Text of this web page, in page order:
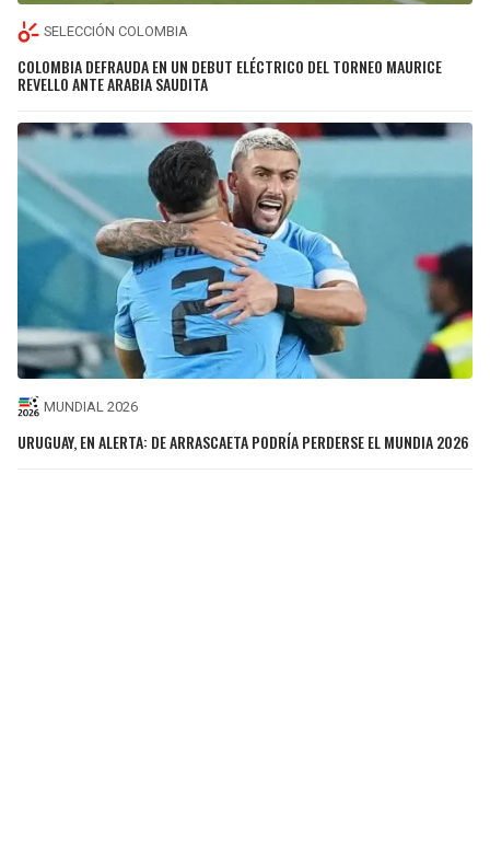
SELECCIÓN COLOMBIA
COLOMBIA DEFRAUDA EN UN DEBUT ELÉCTRICO DEL TORNEO MAURICE
REVELLO ANTE ARABIA SAUDITA
MUNDIAL 2026
URUGUAY, EN ALERTA: DE ARRASCAETA PODRÍA PERDERSE EL MUNDIA 2026